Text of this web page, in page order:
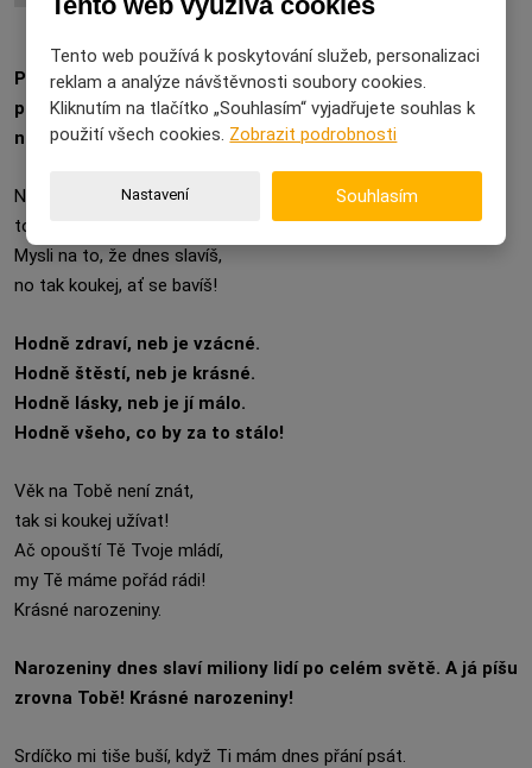
Přeji štěstí v životě, život žít ve zdraví, zdraví mít v
pořádku, pořádek mít v hlavě, hlavu mít v oblacích! Vše
nejlepší k Tvým narozeninám.
Nemysli dnes na svůj věk,
to by ses opravdu lek!
Mysli na to, že dnes slavíš,
no tak koukej, ať se bavíš!
Hodně zdraví, neb je vzácné.
Hodně štěstí, neb je krásné.
Hodně lásky, neb je jí málo.
Hodně všeho, co by za to stálo!
Věk na Tobě není znát,
tak si koukej užívat!
Ač opouští Tě Tvoje mládí,
my Tě máme pořád rádi!
Krásné narozeniny.
Narozeniny dnes slaví miliony lidí po celém světě. A já píšu
zrovna Tobě! Krásné narozeniny!
Srdíčko mi tiše buší, když Ti mám dnes přání psát.
Tento web používá k poskytování služeb, personalizaci
reklam a analýze návštěvnosti soubory cookies.
Kliknutím na tlačítko „Souhlasím“ vyjadřujete souhlas k
použití všech cookies. Zobrazit podrobnosti
Nastavení Souhlasím